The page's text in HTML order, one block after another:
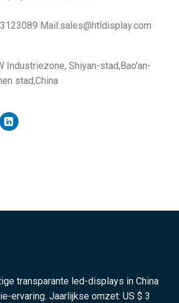
Mail:sales@htldisplay.com
Industriezone, Shiyan-stad,Bao'an-
stad,China
transparante led-displays in China
ervaring. Jaarlijkse omzet: US $ 3